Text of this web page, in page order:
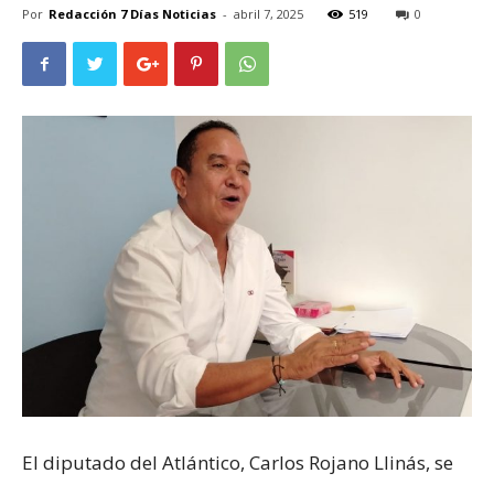
Por Redacción 7 Días Noticias - abril 7, 2025 519 0
El diputado del Atlántico, Carlos Rojano Llinás, se